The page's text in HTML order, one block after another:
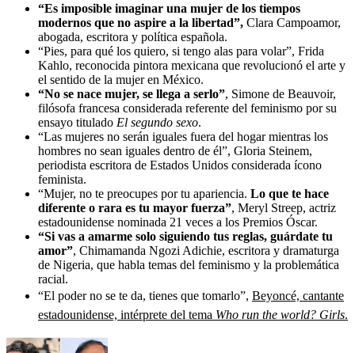
“Es imposible imaginar una mujer de los tiempos
modernos que no aspire a la libertad”, Clara Campoamor,
abogada, escritora y política española.
“Pies, para qué los quiero, si tengo alas para volar”, Frida
Kahlo, reconocida pintora mexicana que revolucionó el arte y
el sentido de la mujer en México.
“No se nace mujer, se llega a serlo”, Simone de Beauvoir,
filósofa francesa considerada referente del feminismo por su
ensayo titulado El segundo sexo.
“Las mujeres no serán iguales fuera del hogar mientras los
hombres no sean iguales dentro de él”, Gloria Steinem,
periodista escritora de Estados Unidos considerada ícono
feminista.
“Mujer, no te preocupes por tu apariencia. Lo que te hace
diferente o rara es tu mayor fuerza”, Meryl Streep, actriz
estadounidense nominada 21 veces a los Premios Óscar.
“Si vas a amarme solo siguiendo tus reglas, guárdate tu
amor”, Chimamanda Ngozi Adichie, escritora y dramaturga
de Nigeria, que habla temas del feminismo y la problemática
racial.
“El poder no se te da, tienes que tomarlo”, Beyoncé, cantante
estadounidense, intérprete del tema Who run the world? Girls.